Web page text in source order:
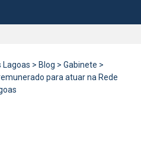
Lagoas > Blog > Gabinete >
para atuar na Rede